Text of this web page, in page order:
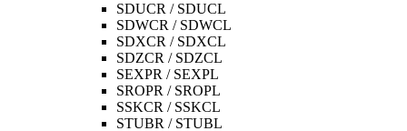
SDUCR / SDUCL
SDWCR / SDWCL
SDXCR / SDXCL
SDZCR / SDZCL
SEXPR / SEXPL
SROPR / SROPL
SSKCR / SSKCL
STUBR / STUBL